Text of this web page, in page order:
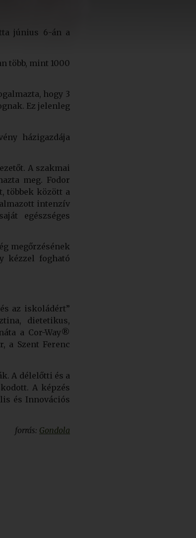
június 6-án a
több, mint 1000
hogy 3
Ez jelenleg
házigazdája
A szakmai
meg. Fodor
többek között a
intenzív
egészséges
megőrzésének
kézzel fogható
az iskoládért”
dietetikus,
a Cor-Way®
a Szent Ferenc
A délelőtti és a
A képzés
és Innovációs
forrás: Gondola